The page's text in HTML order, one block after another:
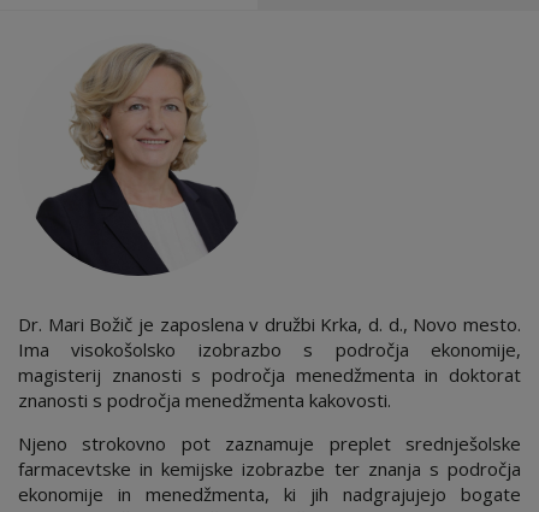
Dr. Mari Božič je zaposlena v družbi Krka, d. d., Novo mesto.
Ima visokošolsko izobrazbo s področja ekonomije,
magisterij znanosti s področja menedžmenta in doktorat
znanosti s področja menedžmenta kakovosti.
Njeno strokovno pot zaznamuje preplet srednješolske
farmacevtske in kemijske izobrazbe ter znanja s področja
ekonomije in menedžmenta, ki jih nadgrajujejo bogate